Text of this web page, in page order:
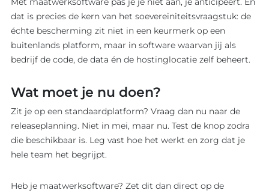
dat is precies de kern van het soevereiniteitsvraagstuk: de
échte bescherming zit niet in een keurmerk op een
buitenlands platform, maar in software waarvan jij als
bedrijf de code, de data én de hostinglocatie zelf beheert.
Wat moet je nu doen?
Zit je op een standaardplatform? Vraag dan nu naar de
releaseplanning. Niet in mei, maar nu. Test de knop zodra
die beschikbaar is. Leg vast hoe het werkt en zorg dat je
hele team het begrijpt.
Heb je maatwerksoftware? Zet dit dan direct op de